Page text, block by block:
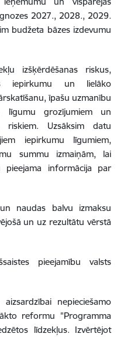
2027., 2028., 2029.
budžeta bāzes izdevumu
izšķērdēšanas riskus,
iepirkumu un lielāko
īpašu uzmanību
līgumu grozījumiem un
riskiem. Uzsāksim datu
iepirkumu līgumiem,
summu izmaiņām, lai
informācija par
naudas balvu izmaksu
un uz rezultātu vērstā
pieejamību valsts
nepieciešamo
reformu "Programma
līdzekļus. Izvērtējot